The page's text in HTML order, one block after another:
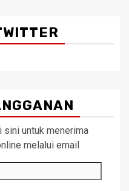
sini untuk menerima
melalui email